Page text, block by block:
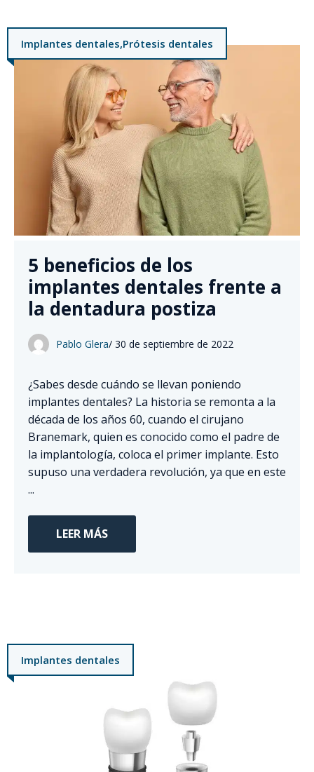
Implantes dentales,Prótesis dentales
5 beneficios de los
implantes dentales frente a
la dentadura postiza
Pablo Glera/ 30 de septiembre de 2022
¿Sabes desde cuándo se llevan poniendo
implantes dentales? La historia se remonta a la
década de los años 60, cuando el cirujano
Branemark, quien es conocido como el padre de
la implantología, coloca el primer implante. Esto
supuso una verdadera revolución, ya que en este
...
LEER MÁS
Implantes dentales